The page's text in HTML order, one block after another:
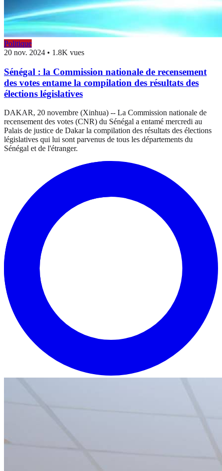
Politique
20 nov. 2024 • 1.8K vues
Sénégal : la Commission nationale de recensement
des votes entame la compilation des résultats des
élections législatives
DAKAR, 20 novembre (Xinhua) -- La Commission nationale de
recensement des votes (CNR) du Sénégal a entamé mercredi au
Palais de justice de Dakar la compilation des résultats des élections
législatives qui lui sont parvenus de tous les départements du
Sénégal et de l'étranger.